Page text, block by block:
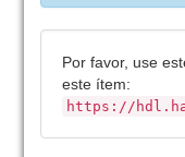
Por favor, use
este ítem:
https://